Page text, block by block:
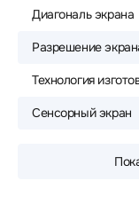
Диагональ экрана
Разрешение
Технология
Сенсорный экран